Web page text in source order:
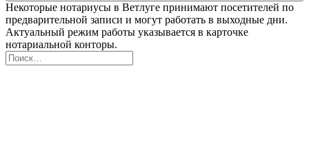
Некоторые нотариусы в Ветлуге принимают посетителей по
предварительной записи и могут работать в выходные дни.
Актуальный режим работы указывается в карточке
нотариальной конторы.